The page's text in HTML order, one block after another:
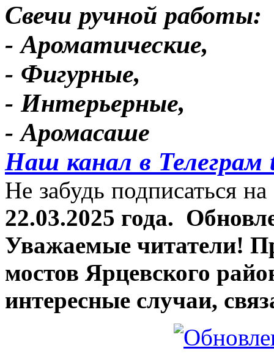
Свечи ручной работы:
- Ароматические,
- Фигурные,
- Интерьерные,
- Аромасаше
Наш канал в Телеграм
Не забудь подписаться
22.03.2025 года.
Уважаемые читатели!
мостов Ярцевского
интересные случаи,